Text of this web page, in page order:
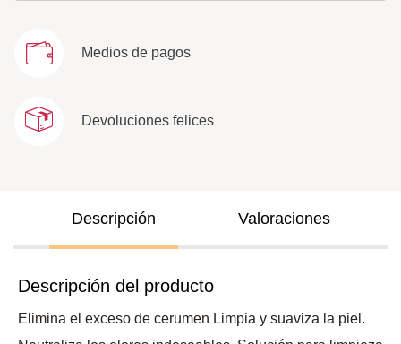
Medios de pagos
Devoluciones felices
Descripción Valoraciones
Descripción del producto
Elimina el exceso de cerumen Limpia y suaviza la piel.